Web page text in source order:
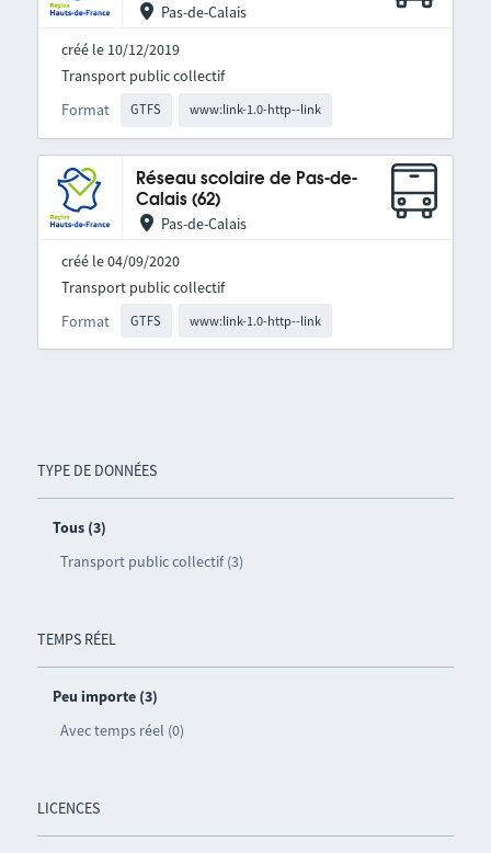
TYPE DE DONNÉES
Tous (3)
Transport public collectif (3)
TEMPS RÉEL
Peu importe (3)
Avec temps réel (0)
LICENCES
Pas-de-Calais
créé le 10/12/2019
Format GTFS www:link-1.0-http--link
Transport public collectif
Réseau scolaire de Pas-de-
Calais (62)
Pas-de-Calais
créé le 04/09/2020
Format GTFS www:link-1.0-http--link
Transport public collectif